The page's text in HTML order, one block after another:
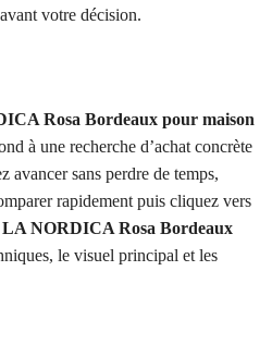
votre décision.
Rosa Bordeaux pour maison
à une recherche d’achat concrète
avancer sans perdre de temps,
rapidement puis cliquez vers
LA NORDICA Rosa Bordeaux
le visuel principal et les